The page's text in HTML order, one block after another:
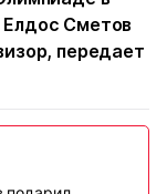
Сметов
передает